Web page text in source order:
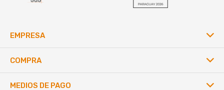
EMPRESA
COMPRA
MEDIOS DE PAGO